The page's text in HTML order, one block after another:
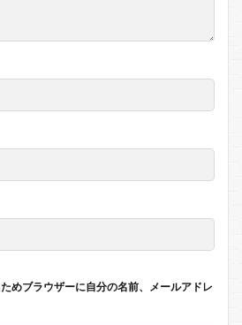
めブラウザーに自分の名前、メールアドレ